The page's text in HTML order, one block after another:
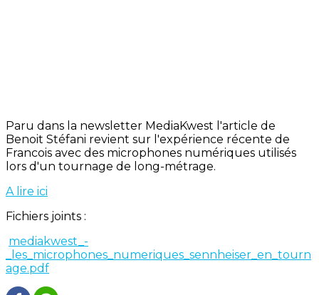
Paru dans la newsletter MediaKwest l'article de
Benoit Stéfani revient sur l'expérience récente de
Francois avec des microphones numériques utilisés
lors d'un tournage de long-métrage.
A lire ici
Fichiers joints :
mediakwest_-
_les_microphones_numeriques_sennheiser_en_tourn
age.pdf